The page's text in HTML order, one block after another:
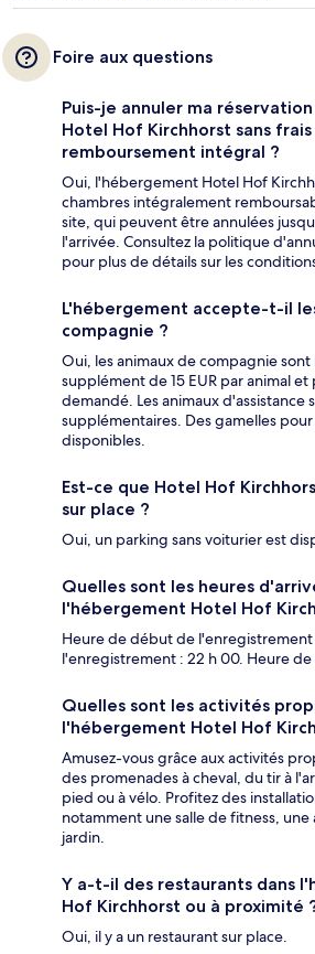
Foire aux questions
Puis-je annuler ma
Hotel Hof Kirchhorst sans
remboursement intégral ?
Oui, l'hébergement Hotel Hof
chambres intégralement
site, qui peuvent être annulées
l'arrivée. Consultez la politique
pour plus de détails sur les
L'hébergement accepte-t-il
compagnie ?
Oui, les animaux de compagnie
supplément de 15 EUR par animal et
demandé. Les animaux d'assistance
supplémentaires. Des gamelles
disponibles.
Est-ce que Hotel Hof
sur place ?
Oui, un parking sans voiturier est
Quelles sont les heures
l'hébergement Hotel Hof
Heure de début de l'enregistrement
l'enregistrement : 22 h 00. Heure de
Quelles sont les activités
l'hébergement Hotel Hof
Amusez-vous grâce aux activités
des promenades à cheval, du tir à
pied ou à vélo. Profitez des
notamment une salle de fitness,
jardin.
Y a-t-il des restaurants dans
Hof Kirchhorst ou à proximité
Oui, il y a un restaurant sur place.